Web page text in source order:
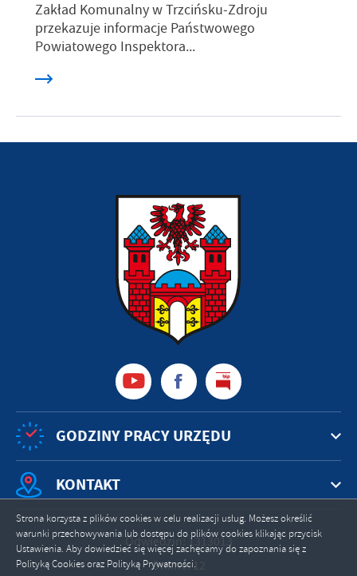
Zakład Komunalny w Trzcińsku-Zdroju
przekazuje informacje Państwowego
Powiatowego Inspektora...
GODZINY PRACY URZĘDU
KONTAKT
Odwiedzin: 1313013
Online: 12
Strona korzysta z plików cookies w celu realizacji usług. Możesz określić
warunki przechowywania lub dostępu do plików cookies klikając przycisk
Ustawienia. Aby dowiedzieć się więcej zachęcamy do zapoznania się z
Polityką Cookies oraz Polityką Prywatności.
ZAPISZ WYBRANE